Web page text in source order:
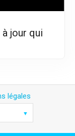
jour qui
légales